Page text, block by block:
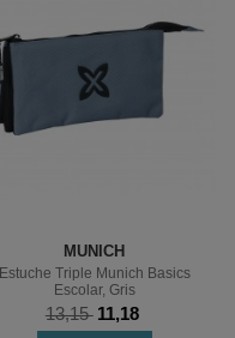
MUNICH
Estuche Triple Munich Basics
Escolar, Gris
13,15 11,18